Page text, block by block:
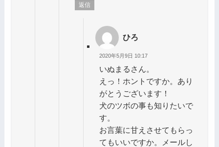
返信
ひろ
2020年5月9日 10:17
いぬまるさん。
えっ！ホントですか。あり
がとうございます！
犬のツボの事も知りたいで
す。
お言葉に甘えさせてもらっ
てもいいですか。メールし